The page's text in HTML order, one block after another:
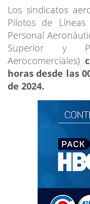
Los sindicatos
Pilotos de Líneas
Personal
Superior y
Aerocomerciales)
horas desde las
de 2024.